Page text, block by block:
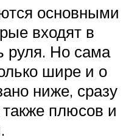
основными
входят в
руля. Но сама
шире и о
ниже, сразу
плюсов и